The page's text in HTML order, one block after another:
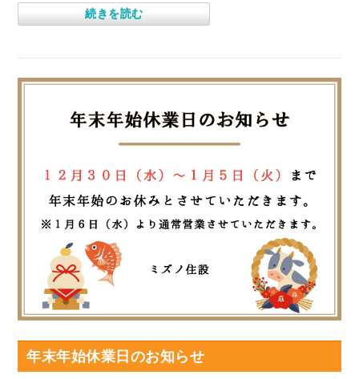
続きを読む
年末年始休業日のお知らせ